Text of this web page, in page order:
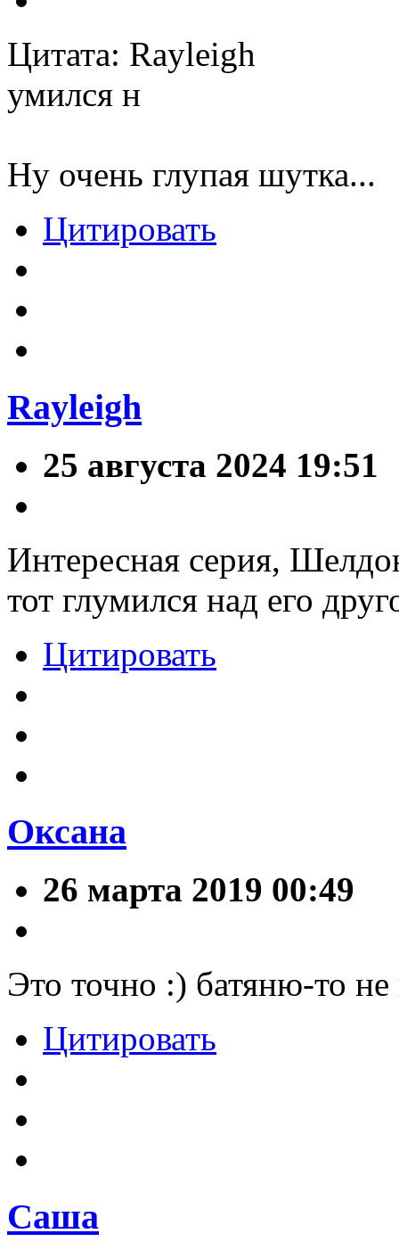
Цитата: Rayleigh
умился н
Ну очень глупая шутка...
Цитировать
Rayleigh
25 августа 2024 19:51
Интересная серия,
тот глумился над его
Цитировать
Оксана
26 марта 2019 00:49
Это точно :) батяню-то
Цитировать
Саша